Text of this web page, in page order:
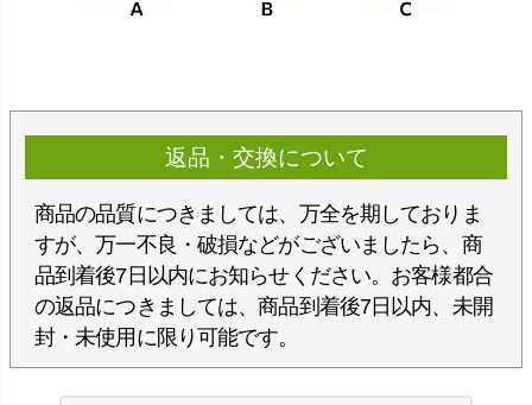
返品・交換について
商品の品質につきましては、万全を期しておりま
すが、万一不良・破損などがございましたら、商
品到着後7日以内にお知らせください。お客様都合
の返品につきましては、商品到着後7日以内、未開
封・未使用に限り可能です。